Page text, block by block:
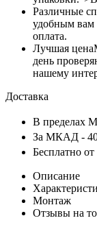
Различные
удобным вам
оплата.
Лучшая цена
день
нашему
Доставка
В пределах
За МКАД -
Бесплатно
Описание
Монтаж
Отзывы на